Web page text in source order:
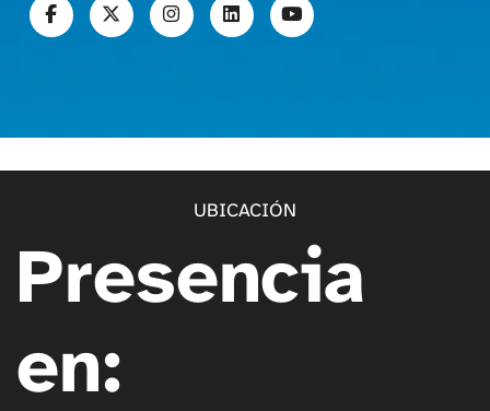
UBICACIÓN
Presencia
en: